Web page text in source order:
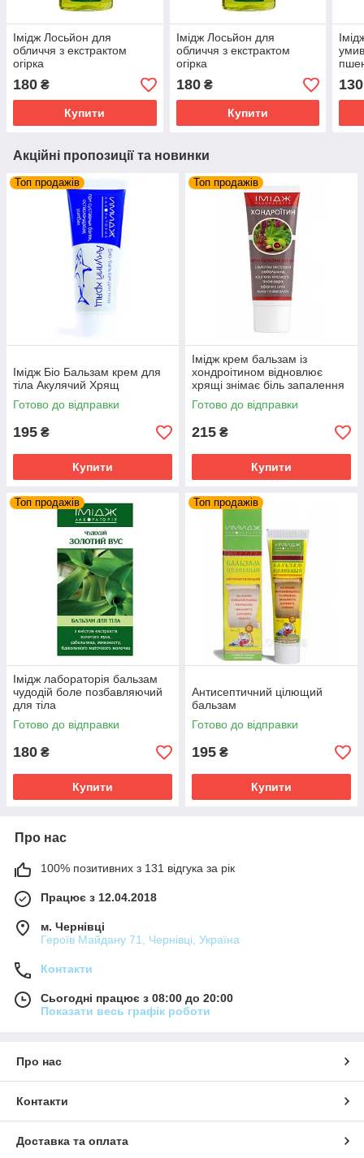
Імідж Лосьйон для
обличчя з екстрактом
огірка
180 ₴
Купити
Імідж Лосьйон для
обличчя з екстрактом
огірка
180₴
Купити
130
Акційні пропозиції та новинки
Топ продажів
Імідж Біо Бальзам крем для
тіла Акулячий Хрящ
Готово до відправки
195 ₴
Купити
Топ продажів
Імідж крем бальзам із
хондроітином відновлює
хрящі знімає біль запалення
суглобів та м'язів
Готово до відправки
215 ₴
Купити
Топ продажів
Імідж лабораторія бальзам
чудодій боле позбавляючий
для тіла
Готово до відправки
180 ₴
Купити
Топ продажів
Антисептичний цілющий
бальзам
Готово до відправки
195 ₴
Купити
Про нас
100% позитивних з 131 відгука за рік
Працює з 12.04.2018
м. Чернівці
Героїв Майдану 71, Чернівці, Україна
Контакти
Сьогодні працює з 08:00 до 20:00
Показати весь графік роботи
Про нас
Контакти
Доставка та оплата